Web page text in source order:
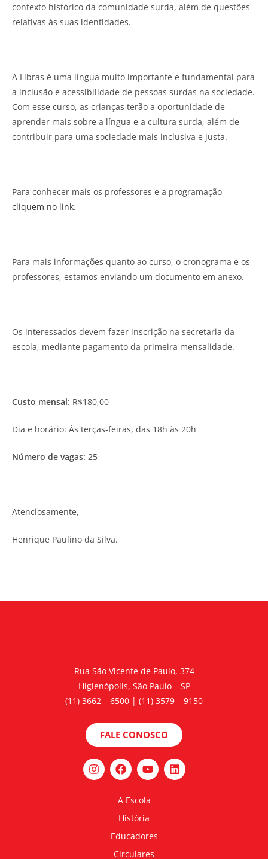
contexto histórico da comunidade surda, além de questões
relativas às suas identidades.
A Libras é uma língua muito importante e fundamental para
a inclusão e acessibilidade de pessoas surdas na sociedade.
Com esse curso, as crianças terão a oportunidade de
aprender mais sobre a língua e a cultura surda, além de
contribuir para uma sociedade mais inclusiva e justa.
Para conhecer mais os professores e a programação
cliquem no link.
Para mais informações quanto ao curso, o cronograma e os
professores, estamos enviando um documento em anexo.
Os interessados devem fazer inscrição na secretaria da
escola, mediante pagamento da primeira mensalidade.
Custo mensal: R$180,00
Dia e horário: Às terças-feiras, das 18h às 20h
Número de vagas: 25
Atenciosamente,
Henrique Paulino da Silva.
Rua São Vicente de Paulo, 374
Higienópolis, São Paulo – SP
(11) 3662 – 6500 | (11) 3579 – 9150
FALE CONOSCO
A Escola
História
Educadores
Circulares